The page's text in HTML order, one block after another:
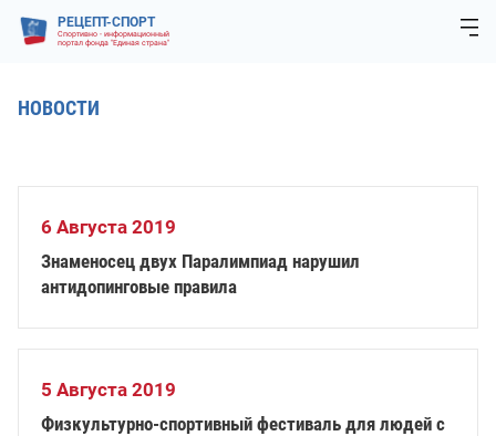
РЕЦЕПТ-СПОРТ
Спортивно - информационный
портал фонда "Единая страна"
НОВОСТИ
6 Августа 2019
Знаменосец двух Паралимпиад нарушил
антидопинговые правила
5 Августа 2019
Физкультурно-спортивный фестиваль для людей с